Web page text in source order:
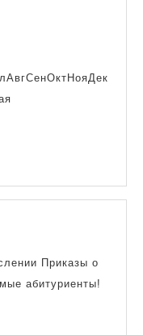
Приказы о
абитуриенты!